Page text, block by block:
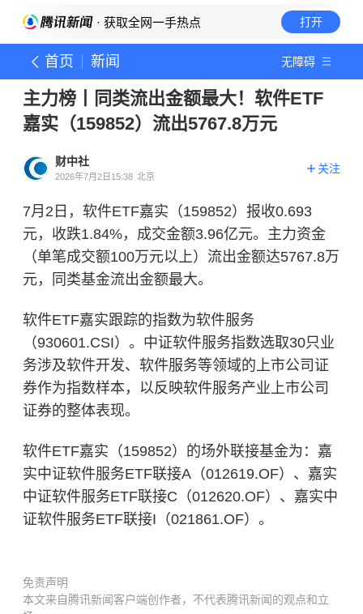
· 获取全网一手热点 打开
首页 新闻 无障碍
主力榜丨同类流出金额最大！软件ETF
嘉实（159852）流出5767.8万元
财中社
2026年7月2日15:38 北京
关注
7月2日，软件ETF嘉实（159852）报收0.693
元，收跌1.84%，成交金额3.96亿元。主力资金
（单笔成交额100万元以上）流出金额达5767.8万
元，同类基金流出金额最大。
软件ETF嘉实跟踪的指数为软件服务
（930601.CSI）。中证软件服务指数选取30只业
务涉及软件开发、软件服务等领域的上市公司证
券作为指数样本，以反映软件服务产业上市公司
证券的整体表现。
软件ETF嘉实（159852）的场外联接基金为：嘉
实中证软件服务ETF联接A（012619.OF）、嘉实
中证软件服务ETF联接C（012620.OF）、嘉实中
证软件服务ETF联接I（021861.OF）。
免责声明
本文来自腾讯新闻客户端创作者，不代表腾讯新闻的观点和立